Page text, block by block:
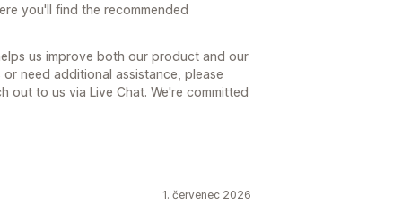
you'll find the recommended
us improve both our product and our
need additional assistance, please
out to us via Live Chat. We're committed
1. červenec 2026